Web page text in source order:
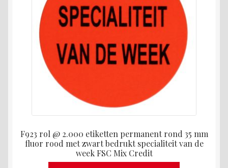
F923 rol @ 2.000 etiketten permanent rond 35 mm
fluor rood met zwart bedrukt specialiteit van de
week FSC Mix Credit